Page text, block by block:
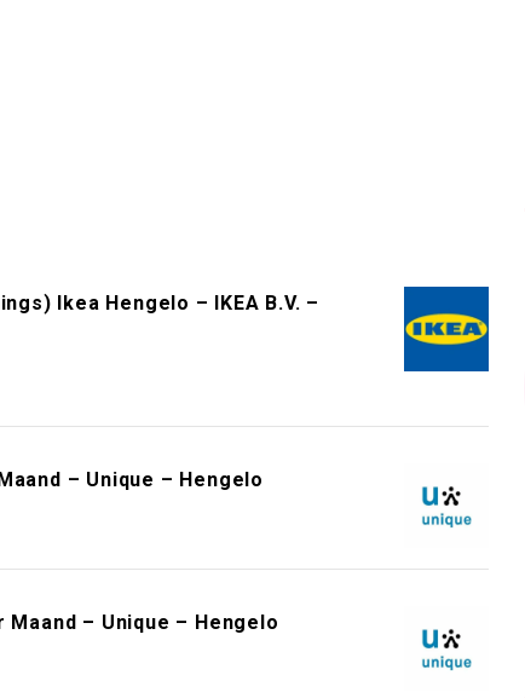
Ikea Hengelo – IKEA B.V. –
– Unique – Hengelo
– Unique – Hengelo